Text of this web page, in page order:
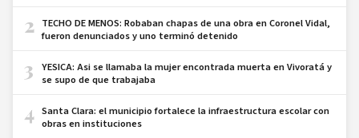
2 TECHO DE MENOS: Robaban chapas de una obra en Coronel Vidal,
fueron denunciados y uno terminó detenido
3
YESICA: Asi se llamaba la mujer encontrada muerta en Vivoratá y
se supo de que trabajaba
4 Santa Clara: el municipio fortalece la infraestructura escolar con
obras en instituciones